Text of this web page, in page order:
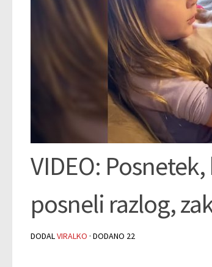
VIDEO:
posneli razlog,
DODALVIRALKO · DODANO 22